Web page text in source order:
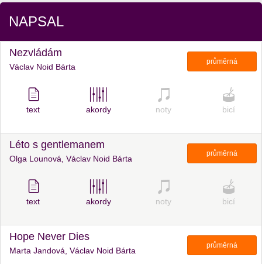
NAPSAL
Nezvládám
Václav Noid Bárta
průměrná
text akordy noty bicí
Léto s gentlemanem
Olga Lounová, Václav Noid Bárta
průměrná
text akordy noty bicí
Hope Never Dies
Marta Jandová, Václav Noid Bárta
průměrná